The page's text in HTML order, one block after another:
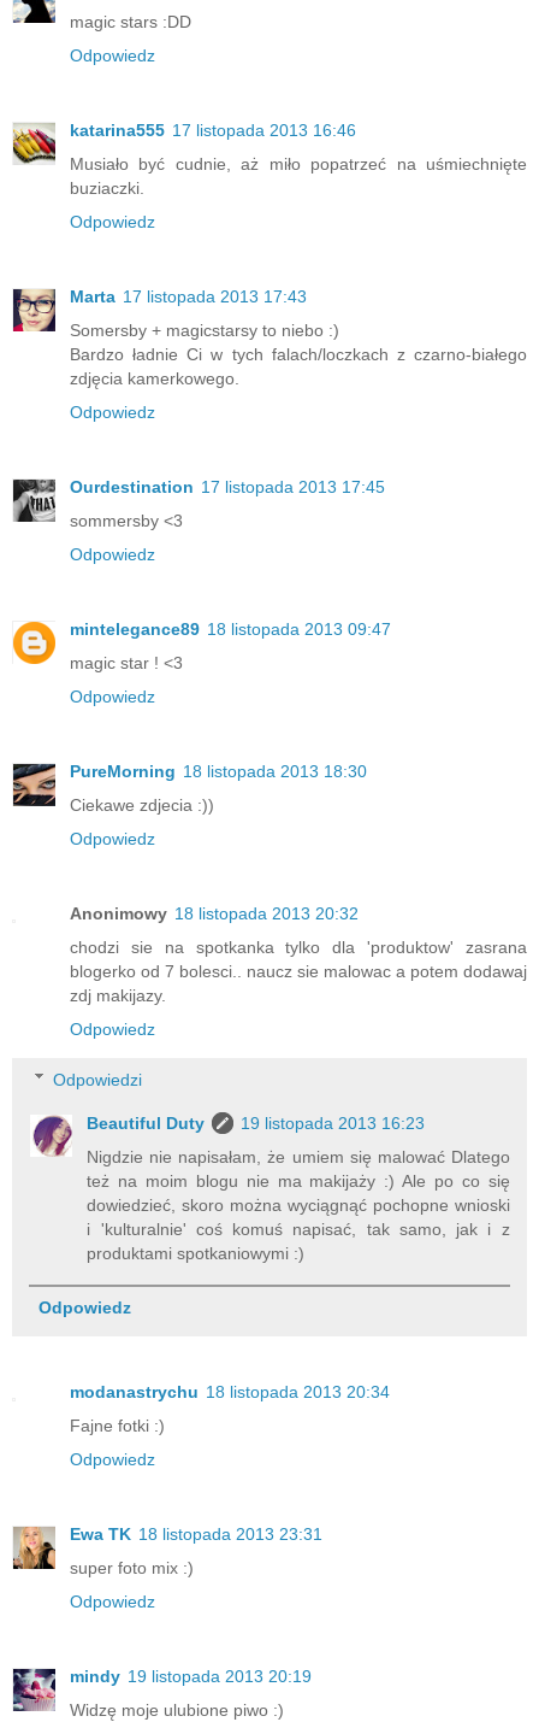
magic stars :DD
Odpowiedz
katarina555 17 listopada 2013 16:46
Musiało być cudnie, aż miło popatrzeć na uśmiechnięte
buziaczki.
Odpowiedz
Marta 17 listopada 2013 17:43
Somersby + magicstarsy to niebo :)
Bardzo ładnie Ci w tych falach/loczkach z czarno-białego
zdjęcia kamerkowego.
Odpowiedz
Ourdestination 17 listopada 2013 17:45
sommersby <3
Odpowiedz
mintelegance89 18 listopada 2013 09:47
magic star ! <3
Odpowiedz
PureMorning 18 listopada 2013 18:30
Ciekawe zdjecia :))
Odpowiedz
Anonimowy 18 listopada 2013 20:32
chodzi sie na spotkanka tylko dla 'produktow' zasrana
blogerko od 7 bolesci.. naucz sie malowac a potem dodawaj
zdj makijazy.
Odpowiedz
Odpowiedzi
Beautiful Duty
19 listopada 2013 16:23
Nigdzie nie napisałam, że umiem się malować Dlatego
też na moim blogu nie ma makijaży :) Ale po co się
dowiedzieć, skoro można wyciągnąć pochopne wnioski
i 'kulturalnie' coś komuś napisać, tak samo, jak i z
produktami spotkaniowymi :)
Odpowiedz
modanastrychu 18 listopada 2013 20:34
Fajne fotki :)
Odpowiedz
Ewa TK 18 listopada 2013 23:31
super foto mix :)
Odpowiedz
mindy 19 listopada 2013 20:19
Widzę moje ulubione piwo :)